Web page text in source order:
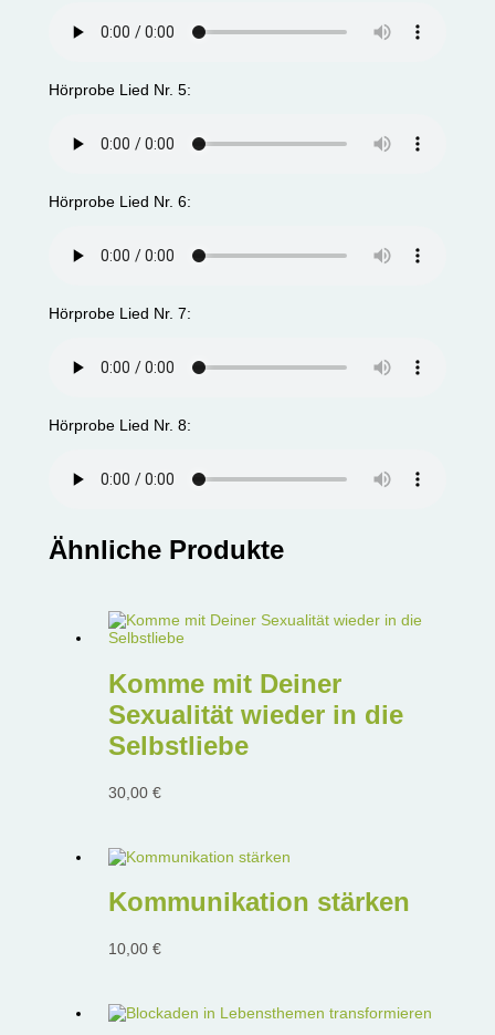
Hörprobe Lied Nr. 5:
Hörprobe Lied Nr. 6:
Hörprobe Lied Nr. 7:
Hörprobe Lied Nr. 8:
Ähnliche Produkte
Komme mit Deiner
Sexualität wieder in die
Selbstliebe
30,00 €
Kommunikation stärken
10,00 €